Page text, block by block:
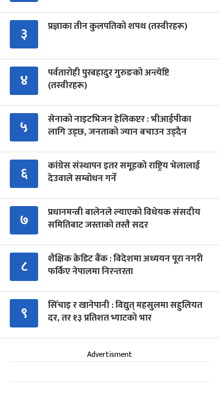
३ प्रज्ञाका तीन कुलपतिको शपथ (तस्वीरहरू)
४
पर्वतारोही पुरबहादुर गुरुङको अन्त्येष्टि
(तस्वीरहरू)
५
सेनाको नाइटभिजन हेलिकप्टर : भीआईपीका
लागि उड्छ, जनताको ज्यान बचाउन उड्दैन
६
कांग्रेस संस्थापन इतर समूहको राष्ट्रिय भेलालाई
देउवाले सम्बोधन गर्ने
७
प्रधानमन्त्री बालेनले ल्याएको विधेयक संसदीय
समितिबाट जस्ताको तस्तै सदर
८
शैक्षिक क्रेडिट बैंक : विदेशमा अध्ययन पूरा नगरी
फर्किए नेपालमा निरन्तरता
९
सिँचाइ र खानेपानी : विद्युत् महसुलमा सहुलियत
दर, तर १३ प्रतिशत भ्याटको भार
Advertisment